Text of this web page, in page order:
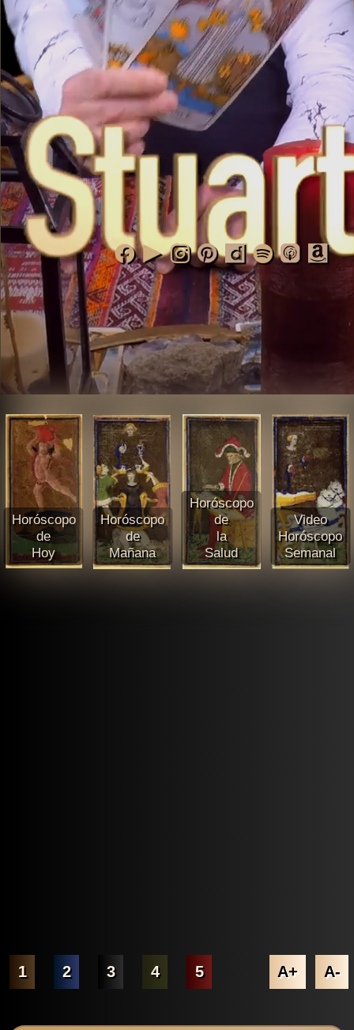
Horóscopo
de
Hoy
Horóscopo
de
Mañana
Horóscopo
de
la
Salud
Video
Horóscopo
Semanal
1 2 3 4 5 A+ A-